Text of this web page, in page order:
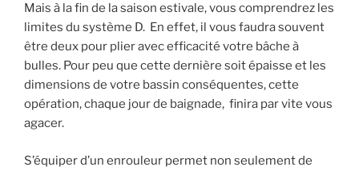
Mais à la fin de la saison estivale, vous comprendrez les
limites du système D. En effet, il vous faudra souvent
être deux pour plier avec efficacité votre bâche à
bulles. Pour peu que cette dernière soit épaisse et les
dimensions de votre bassin conséquentes, cette
opération, chaque jour de baignade, finira par vite vous
agacer.
S’équiper d’un enrouleur permet non seulement de